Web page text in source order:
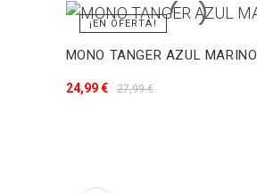
MONO TANGER AZUL MARINO
27,99 €
24,99 €
¡EN OFERTA!